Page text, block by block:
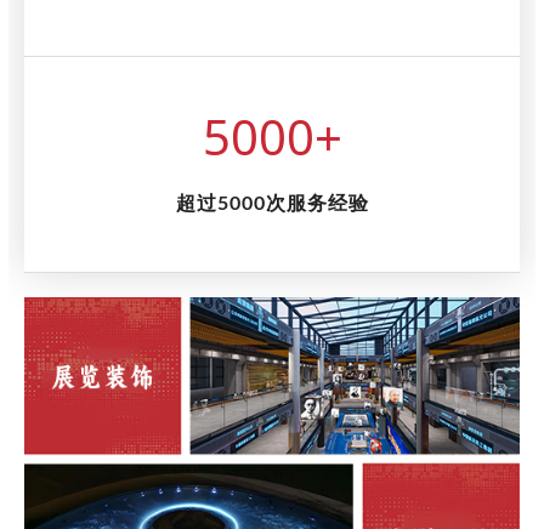
5000+
超过5000次服务经验